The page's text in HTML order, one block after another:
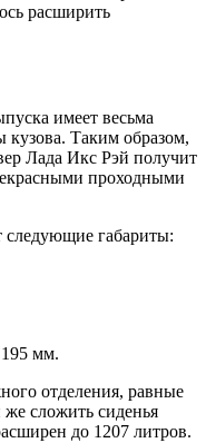
расширить
имеет весьма
кузова. Таким образом,
Лада Икс Рэй получит
проходными
следующие габариты:
мм.
отделения, равные
сложить сиденья
до 1207 литров.